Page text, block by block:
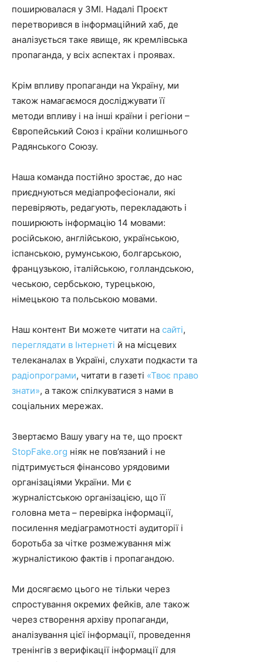
поширювалася у ЗМІ. Надалі Проєкт
перетворився в інформаційний хаб, де
аналізується таке явище, як кремлівська
пропаганда, у всіх аспектах і проявах.
Крім впливу пропаганди на Україну, ми
також намагаємося досліджувати її
методи впливу і на інші країни і регіони –
Європейський Союз і країни колишнього
Радянського Союзу.
Наша команда постійно зростає, до нас
приєднуються медіапрофесіонали, які
перевіряють, редагують, перекладають і
поширюють інформацію 14 мовами:
російською, англійською, українською,
іспанською, румунською, болгарською,
французькою, італійською, голландською,
чеською, сербською, турецькою,
німецькою та польською мовами.
Наш контент Ви можете читати на сайті,
переглядати в Інтернеті й на місцевих
телеканалах в Україні, слухати подкасти та
радіопрограми, читати в газеті «Твоє право
знати», а також спілкуватися з нами в
соціальних мережах.
Звертаємо Вашу увагу на те, що проєкт
StopFake.org ніяк не пов’язаний і не
підтримується фінансово урядовими
організаціями України. Ми є
журналістською організацією, що її
головна мета – перевірка інформації,
посилення медіаграмотності аудиторії і
боротьба за чітке розмежування між
журналістикою фактів і пропагандою.
Ми досягаємо цього не тільки через
спростування окремих фейків, але також
через створення архіву пропаганди,
аналізування цієї інформації, проведення
тренінгів з верифікації інформації для